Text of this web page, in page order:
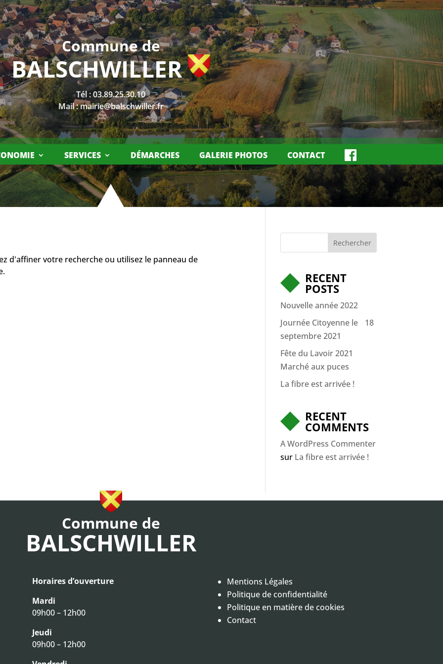
Commune de
BALSCHWILLER
Tél :03.89.25.30.10
Mail :mairie@balschwiller.fr
SERVICES DÉMARCHES GALERIE PHOTOS CONTACT
d'affiner votre recherche ou utilisez le panneau de
Rechercher
RECENT
POSTS
Nouvelle année 2022
Journée Citoyenne le 18
septembre 2021
Fête du Lavoir 2021
Marché aux puces
La fibre est arrivée !
RECENT
COMMENTS
A WordPress Commenter
sur La fibre est arrivée !
Commune de
BALSCHWILLER
Horaires d’ouverture
Mardi
09h00 – 12h00
Jeudi
09h00 – 12h00
Mentions Légales
Politique de confidentialité
Politique en matière de cookies
Contact